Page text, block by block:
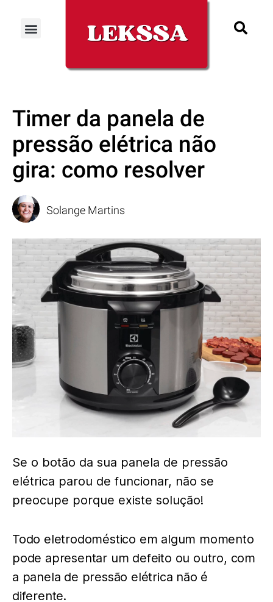
Timer da panela de
pressão elétrica não
gira: como resolver
Solange Martins
Se o botão da sua panela de pressão
elétrica parou de funcionar, não se
preocupe porque existe solução!
Todo eletrodoméstico em algum momento
pode apresentar um defeito ou outro, com
a panela de pressão elétrica não é
diferente.